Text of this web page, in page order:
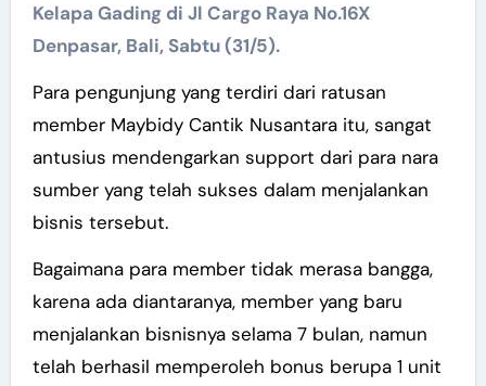
Kelapa Gading di Jl Cargo Raya No.16X
Denpasar, Bali, Sabtu (31/5).
Para pengunjung yang terdiri dari ratusan
member Maybidy Cantik Nusantara itu, sangat
antusius mendengarkan support dari para nara
sumber yang telah sukses dalam menjalankan
bisnis tersebut.
Bagaimana para member tidak merasa bangga,
karena ada diantaranya, member yang baru
menjalankan bisnisnya selama 7 bulan, namun
telah berhasil memperoleh bonus berupa 1 unit